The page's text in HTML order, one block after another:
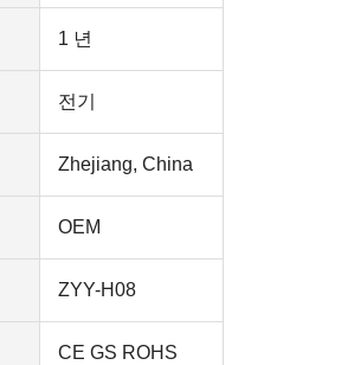
1 년
전기
Zhejiang, China
OEM
ZYY-H08
CE GS ROHS